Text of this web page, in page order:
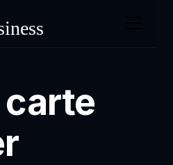
carte